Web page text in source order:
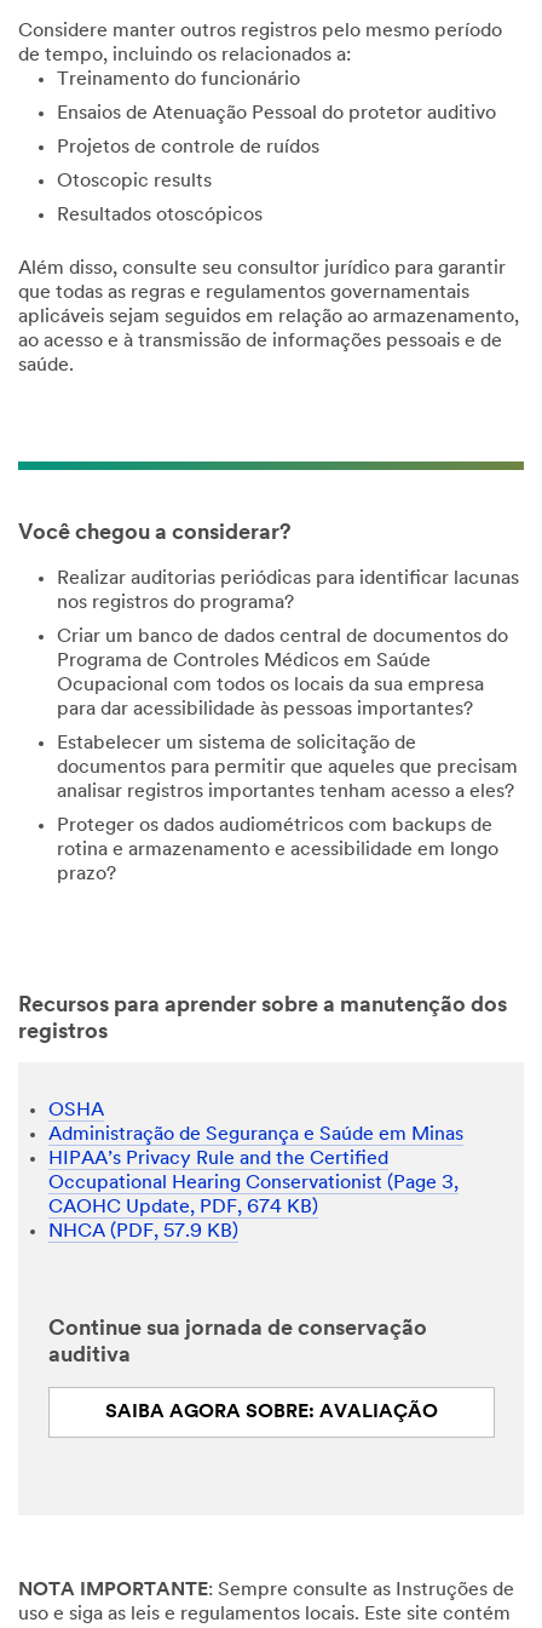
Considere manter outros registros pelo mesmo período
de tempo, incluindo os relacionados a:
Treinamento do funcionário
Ensaios de Atenuação Pessoal do protetor auditivo
Projetos de controle de ruídos
Otoscopic results
Resultados otoscópicos
Além disso, consulte seu consultor jurídico para garantir
que todas as regras e regulamentos governamentais
aplicáveis sejam seguidos em relação ao armazenamento,
ao acesso e à transmissão de informações pessoais e de
saúde.
Você chegou a considerar?
Realizar auditorias periódicas para identificar lacunas
nos registros do programa?
Criar um banco de dados central de documentos do
Programa de Controles Médicos em Saúde
Ocupacional com todos os locais da sua empresa
para dar acessibilidade às pessoas importantes?
Estabelecer um sistema de solicitação de
documentos para permitir que aqueles que precisam
analisar registros importantes tenham acesso a eles?
Proteger os dados audiométricos com backups de
rotina e armazenamento e acessibilidade em longo
prazo?
Recursos para aprender sobre a manutenção dos
registros
OSHA
Administração de Segurança e Saúde em Minas
HIPAA’s Privacy Rule and the Certified
Occupational Hearing Conservationist (Page 3,
CAOHC Update, PDF, 674 KB)
NHCA (PDF, 57.9 KB)
Continue sua jornada de conservação
auditiva
SAIBA AGORA SOBRE: AVALIAÇÃO
NOTA IMPORTANTE: Sempre consulte as Instruções de
uso e siga as leis e regulamentos locais. Este site contém